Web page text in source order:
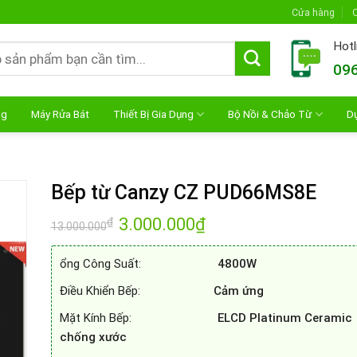
Cửa hàng
Máy Rửa Bát Thiết Bị Gia Dụng Bộ Nồi & Chảo Từ
Bếp từ Canzy CZ PUD66MS8E
13.000.000₫ Giá
gốc
là:
3.000.000₫Giá
hiện
tại
3.000.000₫.
ổng Công Suất:
4800W
Điều Khiển Bếp: Cảm ứng
Mặt Kính Bếp:
ELCD Platinum Ceramic
chống xước